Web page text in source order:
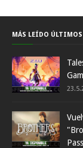
MÁS LEÍDO
Pass